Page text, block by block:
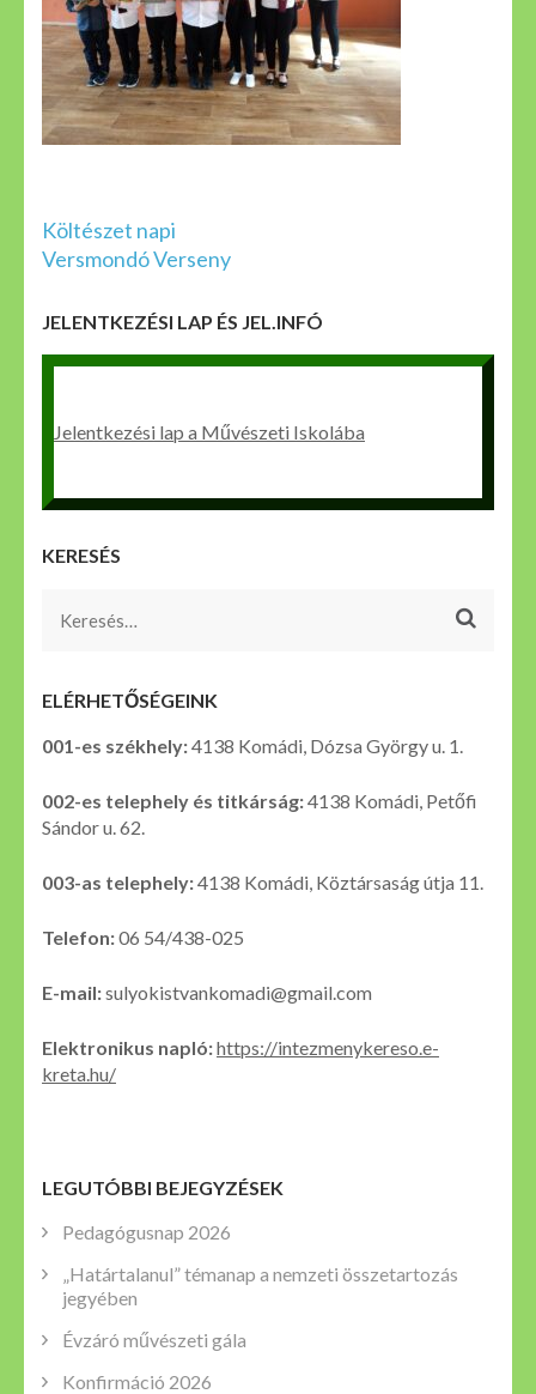
Bejegyzés
navigáció
Költészet napi
Versmondó Verseny
JELENTKEZÉSI LAP ÉS JEL.INFÓ
Jelentkezési lap a Művészeti Iskolába
KERESÉS
Keresés:
ELÉRHETŐSÉGEINK
001-es székhely:4138 Komádi, Dózsa György u. 1.
002-es telephely és titkárság:4138 Komádi, Petőfi
Sándor u. 62.
003-as telephely:4138 Komádi, Köztársaság útja 11.
Telefon:06 54/438-025
E-mail:sulyokistvankomadi@gmail.com
Elektronikus napló:https://intezmenykereso.e-
kreta.hu/
LEGUTÓBBI BEJEGYZÉSEK
Pedagógusnap 2026
„Határtalanul” témanap a nemzeti összetartozás
jegyében
Évzáró művészeti gála
Konfirmáció 2026